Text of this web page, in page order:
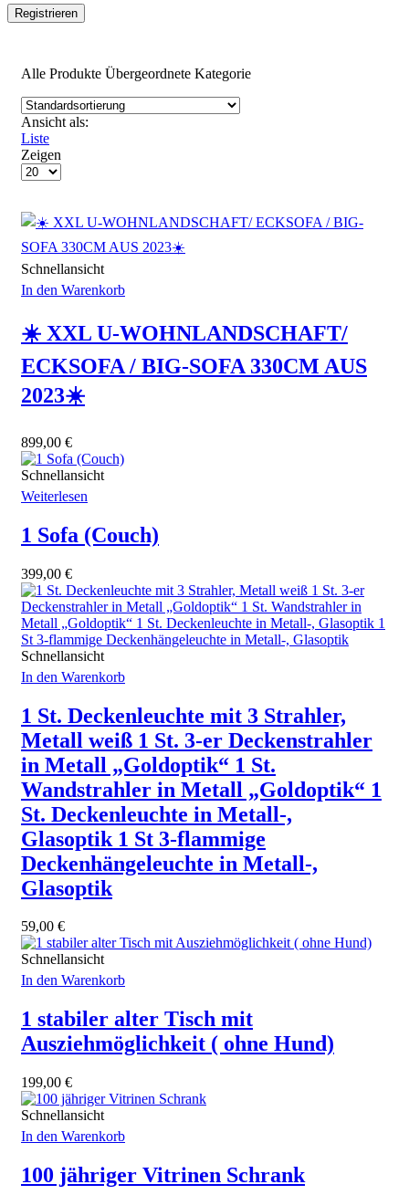
Registrieren
Alle Produkte Übergeordnete Kategorie
Ansicht als:
Liste
Zeigen
Produkte
Schnellansicht
In den Warenkorb
☀️ XXL U-WOHNLANDSCHAFT/
ECKSOFA / BIG-SOFA 330CM AUS
2023☀️
899,00 €
Schnellansicht
Weiterlesen
1 Sofa (Couch)
399,00 €
Schnellansicht
In den Warenkorb
1 St. Deckenleuchte mit 3 Strahler,
Metall weiß 1 St. 3-er Deckenstrahler
in Metall „Goldoptik“ 1 St.
Wandstrahler in Metall „Goldoptik“ 1
St. Deckenleuchte in Metall-,
Glasoptik 1 St 3-flammige
Deckenhängeleuchte in Metall-,
Glasoptik
59,00 €
Schnellansicht
In den Warenkorb
1 stabiler alter Tisch mit
Ausziehmöglichkeit ( ohne Hund)
199,00 €
Schnellansicht
In den Warenkorb
100 jähriger Vitrinen Schrank